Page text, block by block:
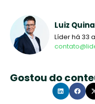
Luiz
Líder há 33
Gostou do